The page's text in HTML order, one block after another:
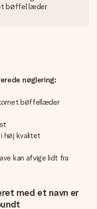
bøffel læder
nøglering:
bøffellæder
høj kvalitet
kan afvige lidt fra
med et navn er